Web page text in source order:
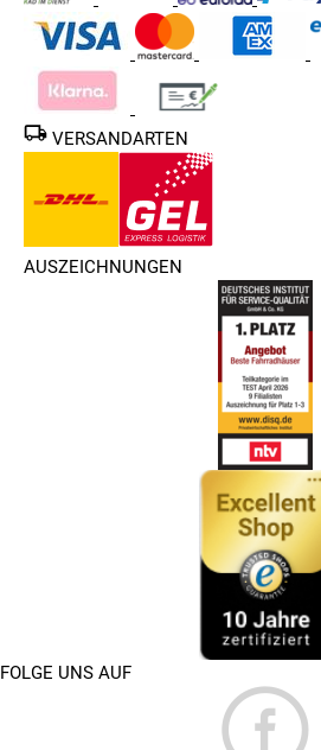
VERSANDARTEN
AUSZEICHNUNGEN
FOLGE UNS AUF